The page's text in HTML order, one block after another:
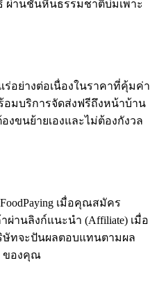
านชั้นหินธรรมชาติบ่มเพาะ
ร่อย่างต่อเนื่องในราคาที่คุ้มค่า
อมบริการจัดส่งฟรีถึงหน้าบ้าน
งขนย้ายเองและไม่ต้องกังวล
เมื่อคุณสมัคร
ผ่านลิงก์แนะนำ (Affiliate) เมื่อ
ษัทจะปันผลตอบแทนตามผล
ของคุณ